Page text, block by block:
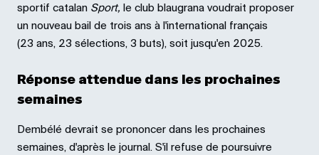
sportif catalan Sport, le club blaugrana voudrait proposer
un nouveau bail de trois ans à l'international français
(23 ans, 23 sélections, 3 buts), soit jusqu'en 2025.
Réponse attendue dans les prochaines
semaines
Dembélé devrait se prononcer dans les prochaines
semaines, d'après le journal. S'il refuse de poursuivre